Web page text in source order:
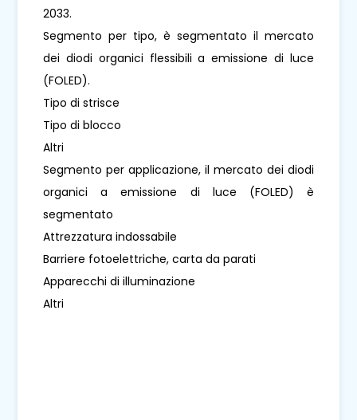
2033.
Segmento per tipo, è segmentato il mercato
dei diodi organici flessibili a emissione di luce
(FOLED).
Tipo di strisce
Tipo di blocco
Altri
Segmento per applicazione, il mercato dei diodi
organici a emissione di luce (FOLED) è
segmentato
Attrezzatura indossabile
Barriere fotoelettriche, carta da parati
Apparecchi di illuminazione
Altri